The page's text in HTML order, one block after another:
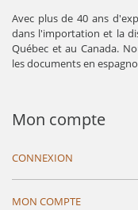
Avec plus de 40 ans
dans l'importation et la
Québec et au Canada.
les documents en
Mon compte
CONNEXION
MON COMPTE